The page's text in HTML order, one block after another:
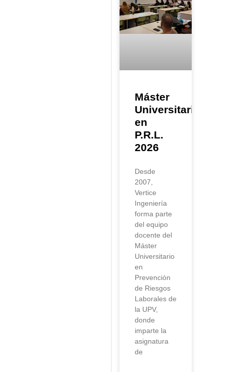
Máster
Universitario
en
P.R.L.
2026
Desde
2007,
Vertice
Ingeniería
forma parte
del equipo
docente del
Máster
Universitario
en
Prevención
de Riesgos
Laborales de
la UPV,
donde
imparte la
asignatura
de